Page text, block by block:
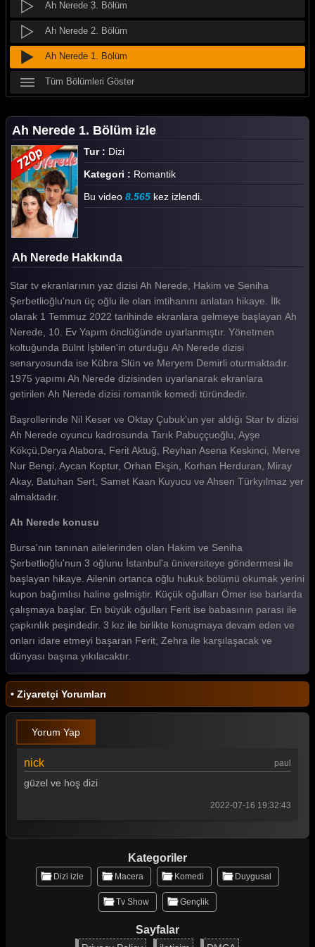
Ah Nerede 3. Bölüm
Ah Nerede 2. Bölüm
Ah Nerede 1. Bölüm
Tüm Bölümleri Göster
Ah Nerede 1. Bölüm izle
Tur : Dizi
Kategori : Romantik
Bu video 8.565 kez izlendi.
Ah Nerede Hakkında
Star tv ekranlarının yaz dizisi Ah Nerede, Hakim ve Seniha
Şerbetlioğlu'nun üç oğlu ile olan imtihanını anlatan hikaye. İlk
olarak 1 Temmuz 2022 tarihinde ekranlara gelmeye başlayan Ah
Nerede, 10. Ev Yapım önclüğünde uyarlanmıştır. Yönetmen
koltuğunda Bülnt İşbilen'in oturduğu Ah Nerede dizisi
senaryosunda ise Kübra Slün ve Meryem Demirli oturmaktadır.
1975 yapımı Ah Nerede dizisinden uyarlanarak ekranlara
getirilen Ah Nerede dizisi romantik komedi türündedir.
Başrollerinde Nil Keser ve Oktay Çubuk'un yer aldığı Star tv dizisi
Ah Nerede oyuncu kadrosunda Tarık Pabuççuoğlu, Ayşe
Kökçü,Derya Alabora, Ferit Aktuğ, Reyhan Asena Keskinci, Merve
Nur Bengi, Aycan Koptur, Orhan Ekşin, Korhan Herduran, Miray
Akay, Batuhan Sert, Samet Kaan Kuyucu ve Ahsen Türkyılmaz yer
almaktadır.
Ah Nerede konusu
Bursa'nın tanınan ailelerinden olan Hakim ve Seniha
Şerbetlioğlu'nun 3 oğlunu İstanbul'a üniversiteye göndermesi ile
başlayan hikaye. Ailenin ortanca oğlu hukuk bölümü okumak yerini
kupon bağımlısı haline gelmiştir. Küçük oğulları Ömer ise barlarda
çalışmaya başlar. En büyük oğulları Ferit ise babasının parası ile
çapkınlık peşindedir. 3 kız ile birlikte konuşmaya devam eden ve
onları idare etmeyi başaran Ferit, Zehra ile karşılaşacak ve
dünyası başına yıkılacaktır.
• Ziyaretçi Yorumları
Yorum Yap
nick paul
güzel ve hoş dizi
2022-07-16 19:32:43
Kategoriler
Dizi izle Macera Komedi Duygusal
Tv Show Gençlik
Sayfalar